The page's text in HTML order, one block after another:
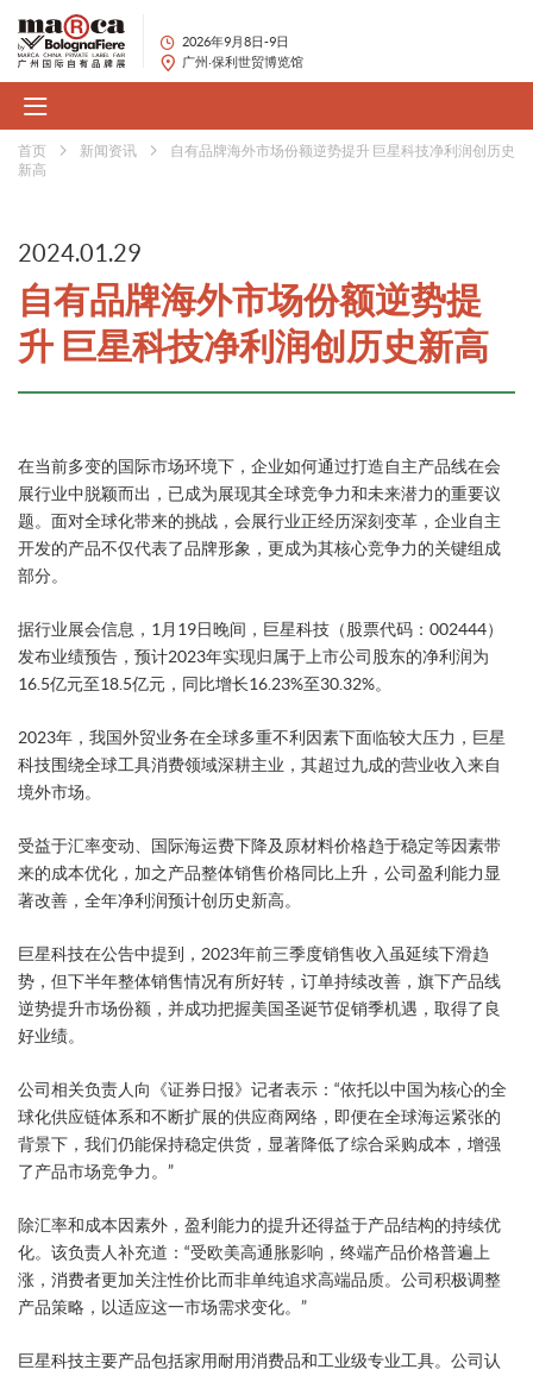
2026年9月8日-9日
广州·保利世贸博览馆
首页 新闻资讯
自有品牌海外市场份额逆势提升 巨星科技净利润创历史
新高
2024.01.29
自有品牌海外市场份额逆势提
升 巨星科技净利润创历史新高
在当前多变的国际市场环境下，企业如何通过打造自主产品线在会
展行业中脱颖而出，已成为展现其全球竞争力和未来潜力的重要议
题。面对全球化带来的挑战，会展行业正经历深刻变革，企业自主
开发的产品不仅代表了品牌形象，更成为其核心竞争力的关键组成
部分。
据行业展会信息，1月19日晚间，巨星科技（股票代码：002444）
发布业绩预告，预计2023年实现归属于上市公司股东的净利润为
16.5亿元至18.5亿元，同比增长16.23%至30.32%。
2023年，我国外贸业务在全球多重不利因素下面临较大压力，巨星
科技围绕全球工具消费领域深耕主业，其超过九成的营业收入来自
境外市场。
受益于汇率变动、国际海运费下降及原材料价格趋于稳定等因素带
来的成本优化，加之产品整体销售价格同比上升，公司盈利能力显
著改善，全年净利润预计创历史新高。
巨星科技在公告中提到，2023年前三季度销售收入虽延续下滑趋
势，但下半年整体销售情况有所好转，订单持续改善，旗下产品线
逆势提升市场份额，并成功把握美国圣诞节促销季机遇，取得了良
好业绩。
公司相关负责人向《证券日报》记者表示：“依托以中国为核心的全
球化供应链体系和不断扩展的供应商网络，即便在全球海运紧张的
背景下，我们仍能保持稳定供货，显著降低了综合采购成本，增强
了产品市场竞争力。”
除汇率和成本因素外，盈利能力的提升还得益于产品结构的持续优
化。该负责人补充道：“受欧美高通胀影响，终端产品价格普遍上
涨，消费者更加关注性价比而非单纯追求高端品质。公司积极调整
产品策略，以适应这一市场需求变化。”
巨星科技主要产品包括家用耐用消费品和工业级专业工具。公司认